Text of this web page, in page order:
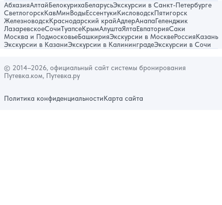
АбхазияАлтайБелокурихаБеларусьЭкскурсии в Санкт-Петербурге
СветлогорскКавМинВодыЕссентукиКисловодскПятигорск
ЖелезноводскКраснодарский крайАдлерАнапаГеленджик
ЛазаревскоеСочиТуапсеКрымАлуштаЯлтаЕвпаторияСаки
Москва и ПодмосковьеБашкирияЭкскурсии в МосквеРоссияКазань
Экскурсии в КазаниЭкскурсии в КалининградеЭкскурсии в Сочи
© 2014–2026, официальный сайт системы бронирования
Путевка.ком, Путевка.ру
Политика конфиденциальностиКарта сайта